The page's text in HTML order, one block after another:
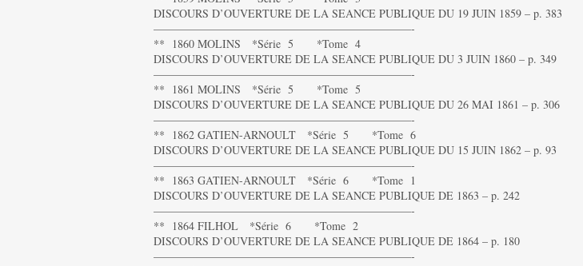
DISCOURS D’OUVERTURE DE LA SEANCE PUBLIQUE DU 19 JUIN 1859 – p. 383
———————————————————————-
** 1860 MOLINS *Série 5 *Tome 4
DISCOURS D’OUVERTURE DE LA SEANCE PUBLIQUE DU 3 JUIN 1860 – p. 349
———————————————————————-
** 1861 MOLINS *Série 5 *Tome 5
DISCOURS D’OUVERTURE DE LA SEANCE PUBLIQUE DU 26 MAI 1861 – p. 306
———————————————————————-
** 1862 GATIEN-ARNOULT *Série 5 *Tome 6
DISCOURS D’OUVERTURE DE LA SEANCE PUBLIQUE DU 15 JUIN 1862 – p. 93
———————————————————————-
** 1863 GATIEN-ARNOULT *Série 6 *Tome 1
DISCOURS D’OUVERTURE DE LA SEANCE PUBLIQUE DE 1863 – p. 242
———————————————————————-
** 1864 FILHOL *Série 6 *Tome 2
DISCOURS D’OUVERTURE DE LA SEANCE PUBLIQUE DE 1864 – p. 180
———————————————————————-